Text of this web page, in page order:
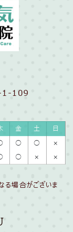
1-109
金 土
日
◯ ◯
×
◯ × ×
場合がございま